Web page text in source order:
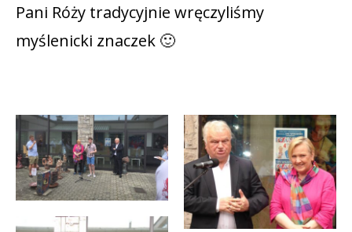
Pani Róży tradycyjnie wręczyliśmy
myślenicki znaczek 🙂